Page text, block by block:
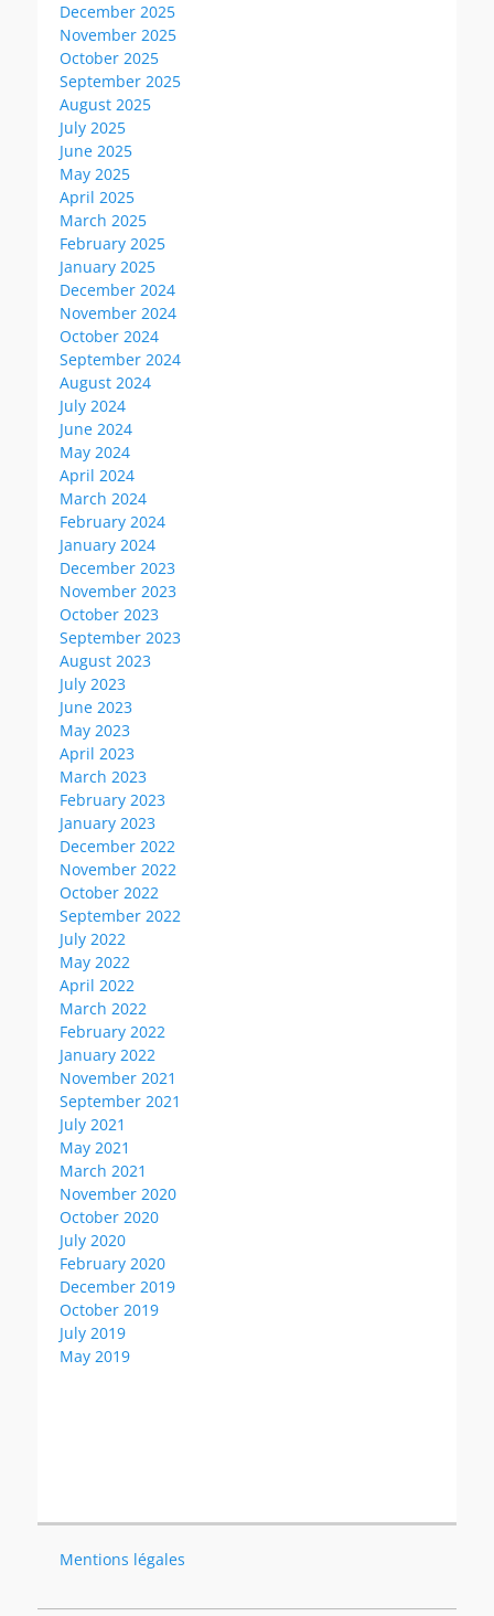
December 2025
November 2025
October 2025
September 2025
August 2025
July 2025
June 2025
May 2025
April 2025
March 2025
February 2025
January 2025
December 2024
November 2024
October 2024
September 2024
August 2024
July 2024
June 2024
May 2024
April 2024
March 2024
February 2024
January 2024
December 2023
November 2023
October 2023
September 2023
August 2023
July 2023
June 2023
May 2023
April 2023
March 2023
February 2023
January 2023
December 2022
November 2022
October 2022
September 2022
July 2022
May 2022
April 2022
March 2022
February 2022
January 2022
November 2021
September 2021
July 2021
May 2021
March 2021
November 2020
October 2020
July 2020
February 2020
December 2019
October 2019
July 2019
May 2019
Mentions légales